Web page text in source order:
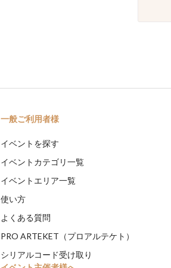
一般ご利用者様
イベントを探す
イベントカテゴリ一覧
イベントエリア一覧
使い方
よくある質問
PRO ARTEKET（プロアルテケト）
シリアルコード受け取り